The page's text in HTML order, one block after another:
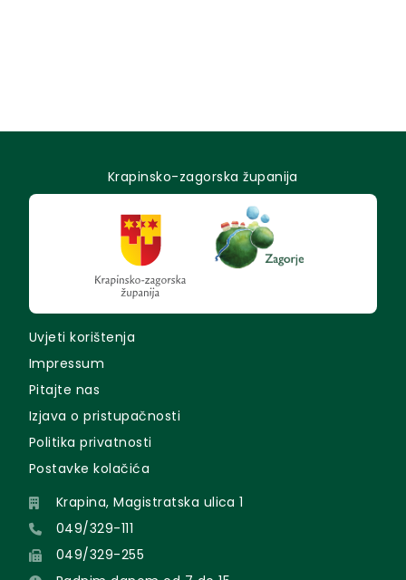
Krapinsko-zagorska županija
Uvjeti korištenja
Impressum
Pitajte nas
Izjava o pristupačnosti
Politika privatnosti
Postavke kolačića
Krapina, Magistratska ulica 1
049/329-111
049/329-255